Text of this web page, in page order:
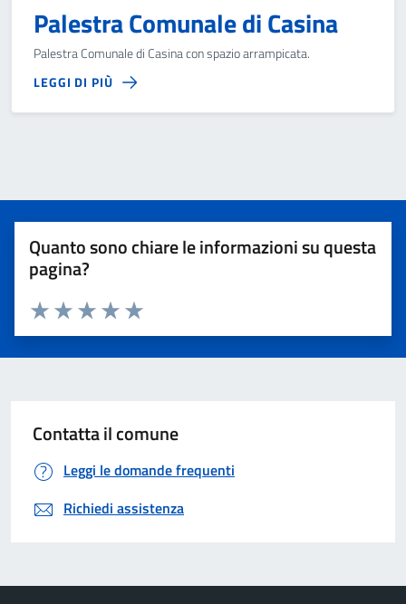
Palestra Comunale di Casina
Palestra Comunale di Casina con spazio arrampicata.
LEGGI DI PIÙ
Quanto sono chiare le informazioni su questa
pagina?
Valuta 5 stelle su 5
Valuta 4 stelle su 5
Valuta 3 stelle su 5
Valuta 2 stelle su 5
Valuta 1 stelle su 5
Contatta il comune
Leggi le domande frequenti
Richiedi assistenza